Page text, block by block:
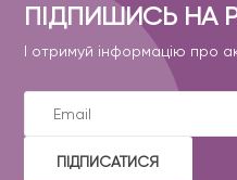
ПІДПИШИСЬ НА
І отримуй інформацію про
ПІДПИСАТИСЯ